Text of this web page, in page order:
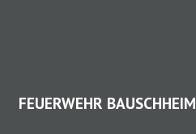
FEUERWEHR BAUSCHHEIM